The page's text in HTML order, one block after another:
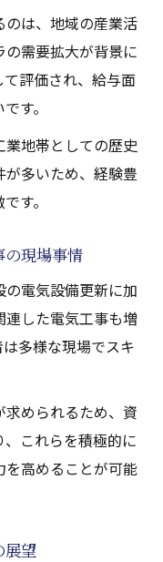
は、地域の産業活
需要拡大が背景に
評価され、給与面
す。
地帯としての歴史
多いため、経験豊
す。
現場事情
電気設備更新に加
した電気工事も増
多様な現場でスキ
求められるため、資
これらを積極的に
高めることが可能
展望